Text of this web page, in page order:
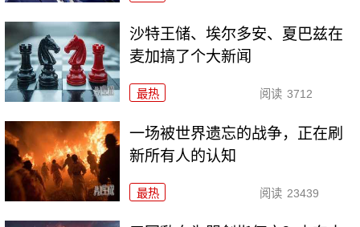
沙特王储、埃尔多安、夏巴兹在
麦加搞了个大新闻
最热 阅读 3712
一场被世界遗忘的战争，正在刷
新所有人的认知
最热 阅读 23439